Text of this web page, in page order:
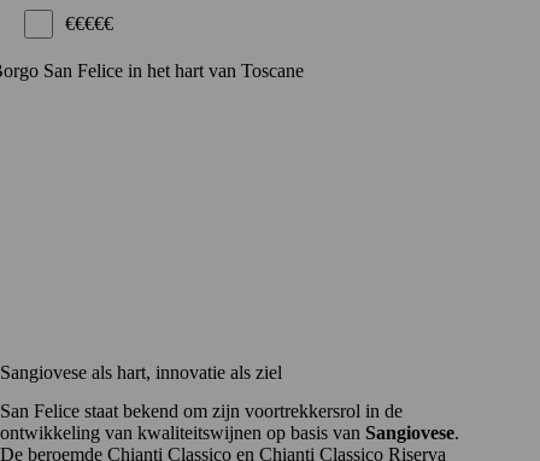
€€€€€
Sangiovese als hart, innovatie als ziel
San Felice staat bekend om zijn voortrekkersrol in de
ontwikkeling van kwaliteitswijnen op basis van Sangiovese.
De beroemde Chianti Classico en Chianti Classico Riserva